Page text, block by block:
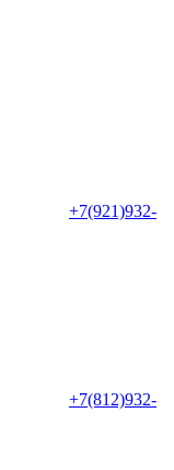
+7(921)932-
+7(812)932-